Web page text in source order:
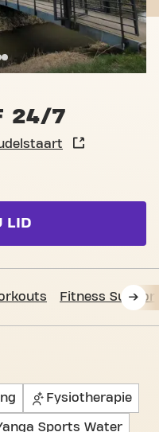
24/7
LID
Fitness
Fysiotherapie
Sports Water